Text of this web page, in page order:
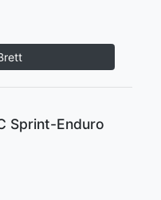
Sprint-Enduro